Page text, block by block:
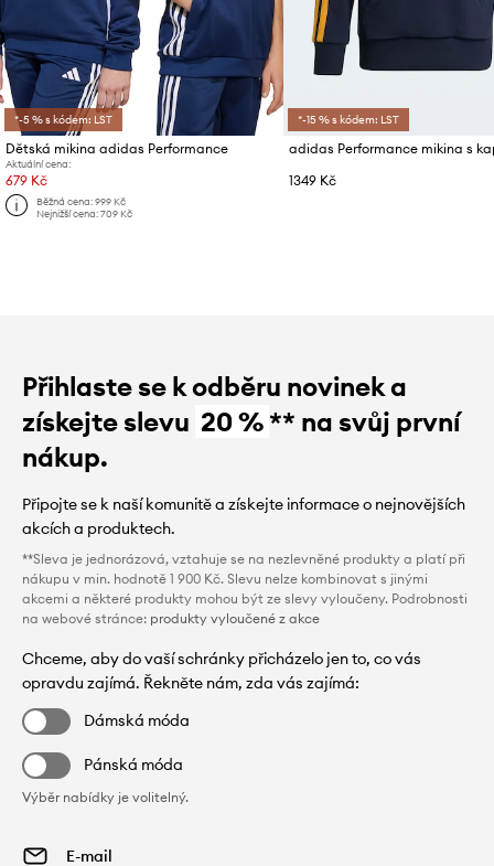
*-5 % s kódem: LST
Dětská mikina adidas Performance
Aktuální cena:
679 Kč
Běžná cena:999 Kč
Nejnižší cena:709 Kč
*-15 % s kódem: LST
1349 Kč
Přihlaste se k odběru novinek a
získejte slevu 20 %** na svůj první
nákup.
Připojte se k naší komunitě a získejte informace o nejnovějších
akcích a produktech.
**Sleva je jednorázová, vztahuje se na nezlevněné produkty a platí při
nákupu v min. hodnotě 1 900 Kč. Slevu nelze kombinovat s jinými
akcemi a některé produkty mohou být ze slevy vyloučeny. Podrobnosti
na webové stránce: produkty vyloučené z akce
Chceme, aby do vaší schránky přicházelo jen to, co vás
opravdu zajímá. Řekněte nám, zda vás zajímá:
Dámská móda
Pánská móda
Výběr nabídky je volitelný.